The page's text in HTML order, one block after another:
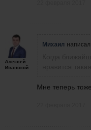
Алексей
Иванской
Михаил написал
Мне теперь